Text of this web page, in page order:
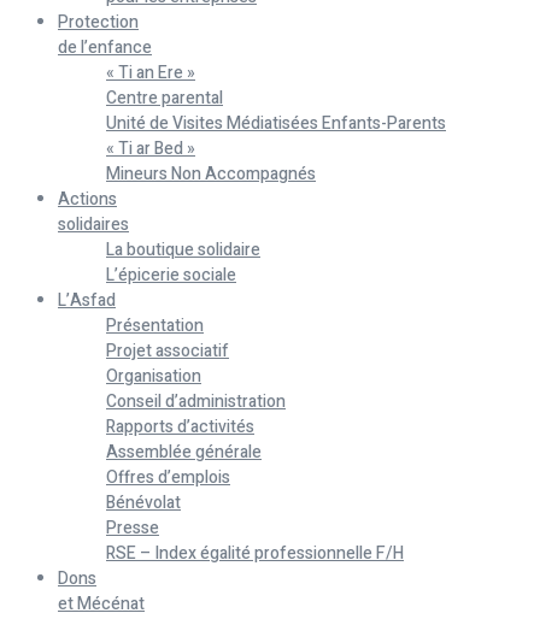
Protection
de l’enfance
« Ti an Ere »
Centre parental
Unité de Visites Médiatisées Enfants-Parents
« Ti ar Bed »
Mineurs Non Accompagnés
Actions
solidaires
La boutique solidaire
L’épicerie sociale
L’Asfad
Présentation
Projet associatif
Organisation
Conseil d’administration
Rapports d’activités
Assemblée générale
Offres d’emplois
Bénévolat
Presse
RSE – Index égalité professionnelle F/H
Dons
et Mécénat